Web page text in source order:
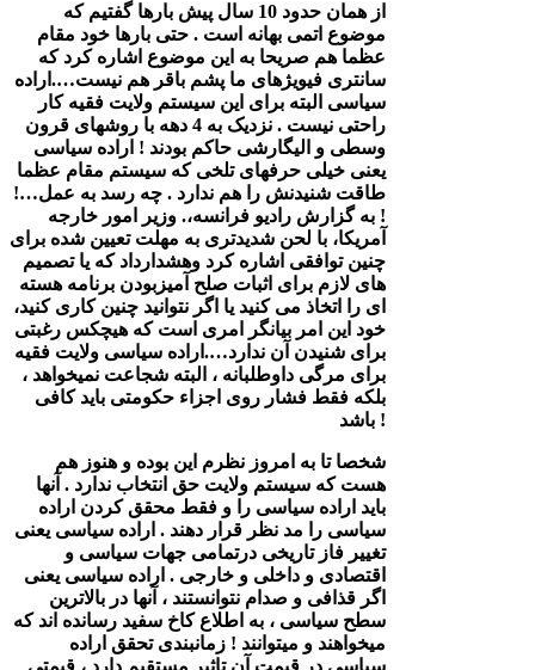
از همان حدود 10 سال پیش بارها گفتیم که
موضوع اتمی بهانه است . حتی بارها خود مقام
عظما هم صریحا به این موضوع اشاره کرد که
سانتری فیویژهای ما پشم باقر هم نیست….اراده
سیاسی البته برای این سیستم ولایت فقیه کار
راحتی نیست . نزدیک به 4 دهه با روشهای قرون
وسطی و الیگارشی حاکم بودند ! اراده سیاسی
یعنی خیلی حرفهای تلخی که سیستم مقام عظما
طاقت شنیدنش را هم ندارد . چه رسد به عمل…!
! به گزارش رادیو فرانسه،. وزیر امور خارجه
آمریکا، با لحن شدیدتری به مهلت تعیین شده برای
چنین توافقی اشاره کرد وهشدارداد که یا تصمیم
های لازم برای اثبات صلح آمیزبودن برنامه هسته
ای را اتخاذ می کنید یا اگر نتوانید چنین کاری کنید،
خود این امر بیانگر امری است که هیچکس رغبتی
برای شنیدن آن ندارد….اراده سیاسی ولایت فقیه
برای مرگی داوطلبانه ، البته شجاعت نمیخواهد ،
بلکه فقط فشار روی اجزاء حکومتی باید کافی
باشد !
شخصا تا به امروز نظرم این بوده و هنوز هم
هست که سیستم ولایت حق انتخاب ندارد . آنها
باید اراده سیاسی را و فقط محقق کردن اراده
سیاسی را مد نظر قرار دهند . اراده سیاسی یعنی
تغییر فاز تاریخی درتمامی جهات سیاسی و
اقتصادی و داخلی و خارجی . اراده سیاسی یعنی
اگر قذافی و صدام نتوانستند ، آنها در بالاترین
سطح سیاسی ، به اطلاع کاخ سفید رسانده اند که
میخواهند و میتوانند ! زمانبندی تحقق اراده